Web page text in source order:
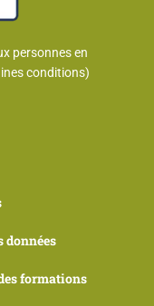
personnes en
conditions)
données
formations